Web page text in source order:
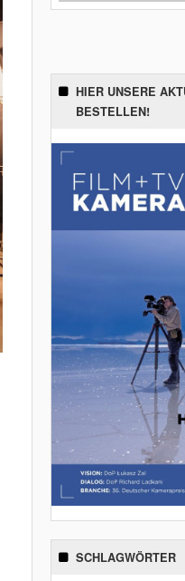
HIER UNSERE
BESTELLEN!
SCHLAGWÖRTER